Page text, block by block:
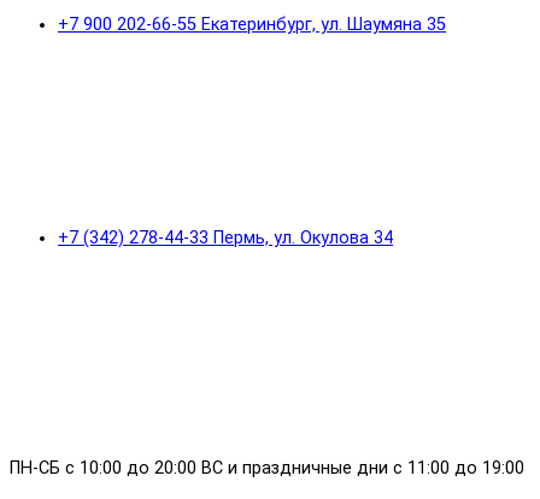
+7 900 202-66-55 Екатеринбург, ул. Шаумяна 35
+7 (342) 278-44-33 Пермь, ул. Окулова 34
ПН-СБ с 10:00 до 20:00 ВС и праздничные дни с 11:00 до 19:00